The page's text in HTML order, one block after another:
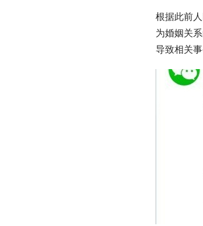
根据此前
为婚姻关
导致相关事